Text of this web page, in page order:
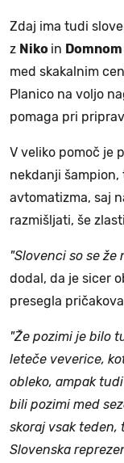
Zdaj ima tudi
z Niko in
med skakalnim
Planico na voljo
pomaga pri
V veliko pomoč je
nekdanji
avtomatizma, saj
razmišljati, še
"Slovenci so se že
dodal, da je sicer
presegla
"Že pozimi je bilo
leteče veverice,
obleko, ampak
bili pozimi med
skoraj vsak teden,
Slovenska